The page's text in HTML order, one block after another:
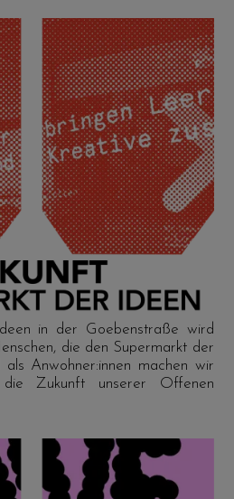
in der Goebenstraße wird
die den Supermarkt der
als Anwohner:innen machen wir
Zukunft unserer Offenen